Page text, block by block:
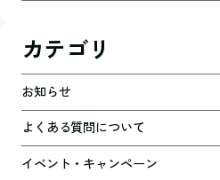
カテゴリ
お知らせ
よくある質問について
イベント・キャンペーン